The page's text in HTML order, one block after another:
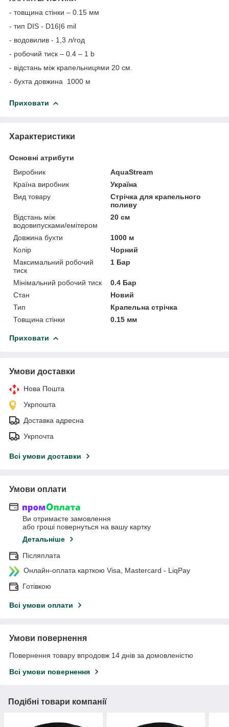
- товщина стінки – 0.15 мм
- тип DIS - D16|6 mil
- водовилив - 1,3 л/год
- робочий тиск – 0.4 – 1 b
- відстань між крапельницями 20 см.
- бухта довжина 1000 м
Приховати
Характеристики
Основні атрибути
Виробник
AquaStream
Країна виробник
Україна
Вид товару
Стрічка для крапельного
поливу
Відстань між
водовипусками/емітером
20 см
Довжина бухти
1000 м
Колір
Чорний
Максимальний робочий
тиск
1 Бар
Мінімальний робочий тиск
0.4 Бар
Стан
Новий
Тип
Крапельна стрічка
Товщина стінки
0.15 мм
Приховати
Умови доставки
Нова Пошта
Укрпошта
Доставка адресна
Укрпочта
Всі умови доставки
Умови оплати
Ви отримаєте замовлення
або гроші повернуться на вашу картку
Детальніше
Післяплата
Онлайн-оплата карткою Visa, Mastercard - LiqPay
Готівкою
Всі умови оплати
Умови повернення
Повернення товару впродовж 14 днів за домовленістю
Всі умови повернення
Подібні товари компанії